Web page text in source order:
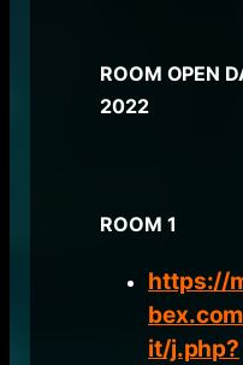
ROOM OPEN
2022
ROOM 1
https://
it/j.php?